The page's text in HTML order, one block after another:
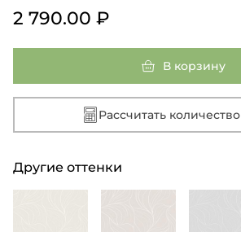
2 790.00 ₽
В корзину
Рассчитать количество
Другие оттенки